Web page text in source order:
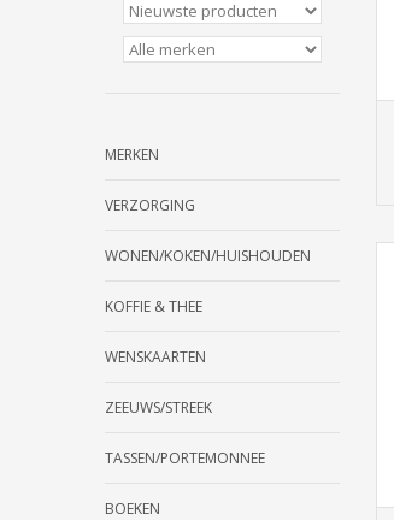
MERKEN
VERZORGING
WONEN/KOKEN/HUISHOUDEN
KOFFIE & THEE
WENSKAARTEN
ZEEUWS/STREEK
TASSEN/PORTEMONNEE
BOEKEN